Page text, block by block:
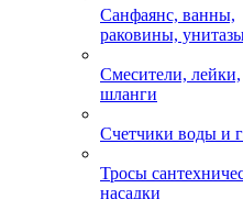
Санфаянс, ванны,
раковины,
Смесители, лейки,
шланги
Счетчики воды и
Тросы
насадки